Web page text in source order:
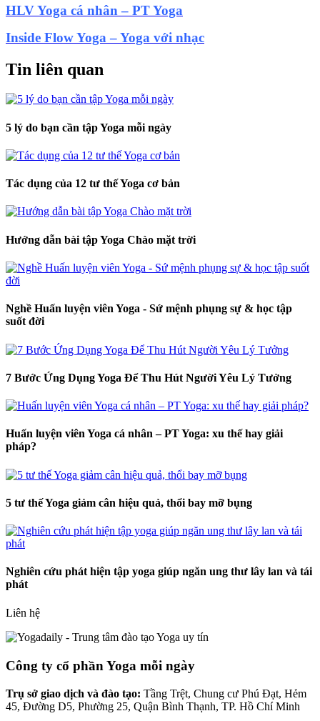
HLV Yoga cá nhân – PT Yoga
Inside Flow Yoga – Yoga với nhạc
Tin liên quan
5 lý do bạn cần tập Yoga mỗi ngày
Tác dụng của 12 tư thế Yoga cơ bản
Hướng dẫn bài tập Yoga Chào mặt trời
Nghề Huấn luyện viên Yoga - Sứ mệnh phụng sự & học tập
suốt đời
7 Bước Ứng Dụng Yoga Để Thu Hút Người Yêu Lý Tưởng
Huấn luyện viên Yoga cá nhân – PT Yoga: xu thế hay giải
pháp?
5 tư thế Yoga giảm cân hiệu quả, thổi bay mỡ bụng
Nghiên cứu phát hiện tập yoga giúp ngăn ung thư lây lan và tái
phát
Liên hệ
Công ty cổ phần Yoga mỗi ngày
Trụ sở giao dịch và đào tạo: Tầng Trệt, Chung cư Phú Đạt, Hẻm
45, Đường D5, Phường 25, Quận Bình Thạnh, TP. Hồ Chí Minh